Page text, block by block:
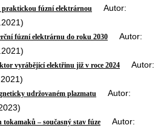
praktickou fúzní elektrárnou Autor:
fúzní elektrárnu do roku 2030 Autor:
vyrábějící elektřinu již v roce 2024 Autor:
udržovaném plazmatu Autor:
– současný stav fúze Autor: